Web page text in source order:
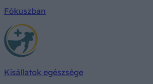
Fókuszban
Kisállatok egészsége